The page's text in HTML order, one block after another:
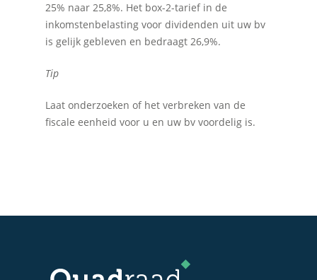
25% naar 25,8%. Het box-2-tarief in de
inkomstenbelasting voor dividenden uit uw bv
is gelijk gebleven en bedraagt 26,9%.
Tip
Laat onderzoeken of het verbreken van de
fiscale eenheid voor u en uw bv voordelig is.